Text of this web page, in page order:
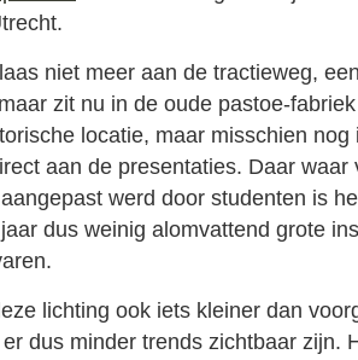
niet meer aan de tractieweg,
zit nu in de oude pastoe-
locatie, maar misschien
aan de presentaties. Daar
werd door studenten is
dus weinig alomvattend grote
lichting ook iets kleiner dan
dus minder trends zichtbaar zijn.